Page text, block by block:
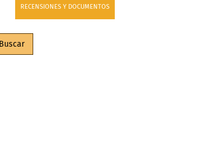
RECENSIONES Y DOCUMENTOS
Buscar